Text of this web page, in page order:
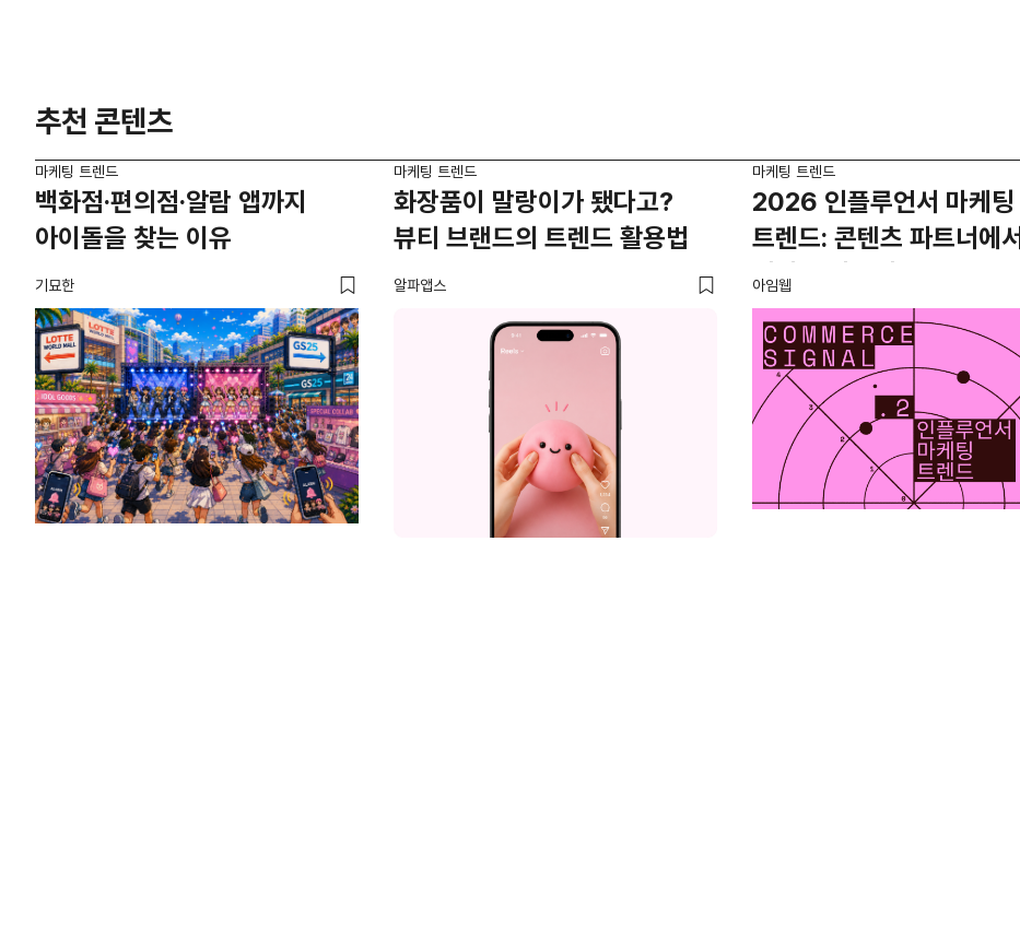
추천 콘텐츠
마케팅 트렌드
백화점·편의점·알람 앱까지
아이돌을 찾는 이유
기묘한
마케팅 트렌드
화장품이 말랑이가 됐다고?
뷰티 브랜드의 트렌드 활용법
알파앱스
마케팅 트렌드
2026 인플루언서 마케팅
트렌드: 콘텐츠 파트너에서
커머스 파트너로
아임웹